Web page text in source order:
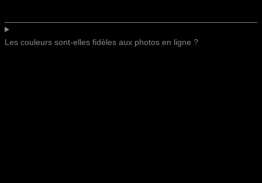
Les couleurs sont-elles fidèles aux photos en ligne ?